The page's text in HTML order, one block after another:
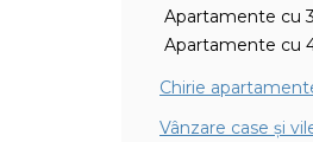
Apartamente cu
Apartamente cu
Chirie
Vânzare case și